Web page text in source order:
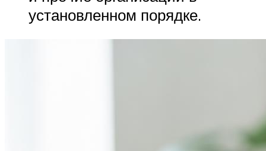
установленном порядке.